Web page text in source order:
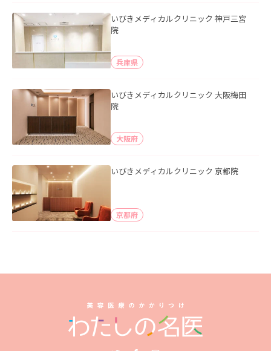
いびきメディカルクリニック 神戸三宮
院
兵庫県
いびきメディカルクリニック 大阪梅田
院
大阪府
いびきメディカルクリニック 京都院
京都府